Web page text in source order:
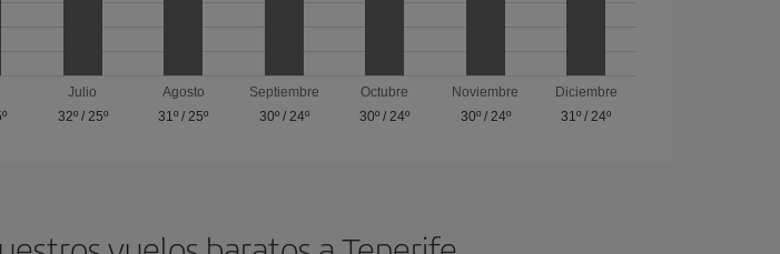
Julio
32º/ 25º
Agosto
31º /25º
Septiembre
30º/ 24º
Octubre
30º /24º
Noviembre
30º/ 24º
Diciembre
31º /24º